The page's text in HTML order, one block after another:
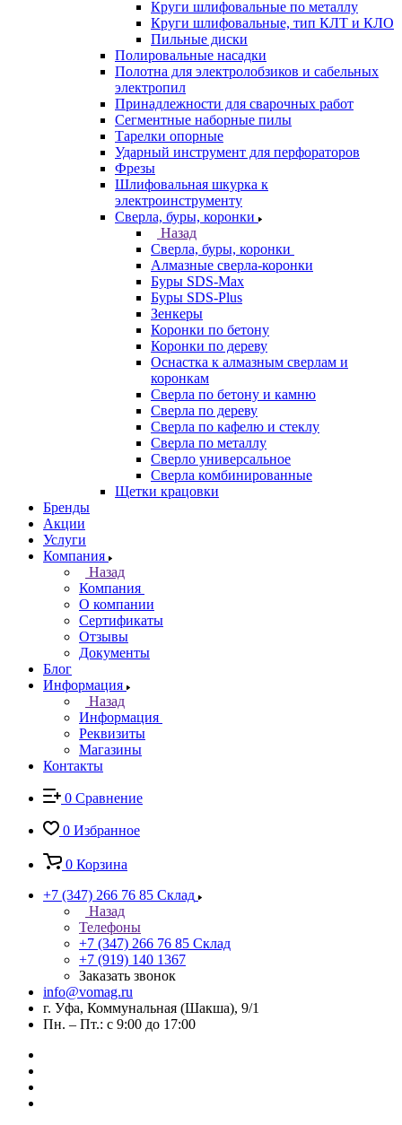
Круги шлифовальные по металлу
Круги шлифовальные, тип КЛТ и КЛО
Пильные диски
Полировальные насадки
Полотна для электролобзиков и сабельных
электропил
Принадлежности для сварочных работ
Сегментные наборные пилы
Тарелки опорные
Ударный инструмент для перфораторов
Фрезы
Шлифовальная шкурка к
электроинструменту
Сверла, буры, коронки
Назад
Сверла, буры, коронки
Алмазные сверла-коронки
Буры SDS-Max
Буры SDS-Plus
Зенкеры
Коронки по бетону
Коронки по дереву
Оснастка к алмазным сверлам и
коронкам
Сверла по бетону и камню
Сверла по дереву
Сверла по кафелю и стеклу
Сверла по металлу
Сверло универсальное
Сверла комбинированные
Щетки крацовки
Бренды
Акции
Услуги
Компания
Назад
Компания
О компании
Сертификаты
Отзывы
Документы
Блог
Информация
Назад
Информация
Реквизиты
Магазины
Контакты
0 Сравнение
0 Избранное
0 Корзина
+7 (347) 266 76 85 Склад
Назад
Телефоны
+7 (347) 266 76 85 Склад
+7 (919) 140 1367
Заказать звонок
info@vomag.ru
г. Уфа, Коммунальная (Шакша), 9/1
Пн. – Пт.: с 9:00 до 17:00